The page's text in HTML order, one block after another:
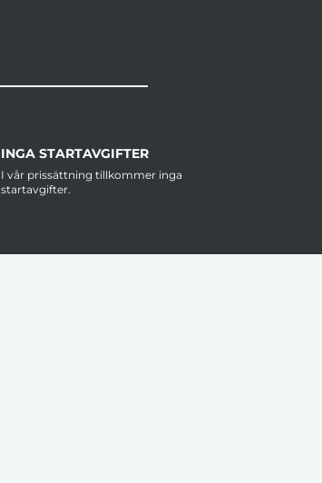
INGA STARTAVGIFTER
I vår prissättning tillkommer inga
startavgifter.